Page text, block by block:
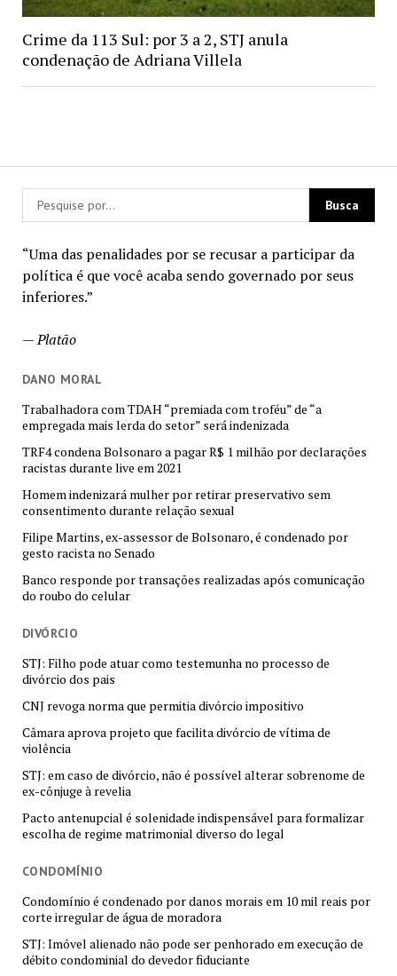
“Uma das penalidades por se recusar a participar da
política é que você acaba sendo governado por seus
inferiores.”
—Platão
DANO MORAL
Trabalhadora com TDAH “premiada com troféu” de “a
empregada mais lerda do setor” será indenizada
TRF4 condena Bolsonaro a pagar R$ 1 milhão por declarações
racistas durante live em 2021
Homem indenizará mulher por retirar preservativo sem
consentimento durante relação sexual
Filipe Martins, ex-assessor de Bolsonaro, é condenado por
gesto racista no Senado
Banco responde por transações realizadas após comunicação
do roubo do celular
DIVÓRCIO
STJ: Filho pode atuar como testemunha no processo de
divórcio dos pais
CNJ revoga norma que permitia divórcio impositivo
Câmara aprova projeto que facilita divórcio de vítima de
violência
STJ: em caso de divórcio, não é possível alterar sobrenome de
ex-cônjuge à revelia
Pacto antenupcial é solenidade indispensável para formalizar
escolha de regime matrimonial diverso do legal
CONDOMÍNIO
Condomínio é condenado por danos morais em 10 mil reais por
corte irregular de água de moradora
STJ: Imóvel alienado não pode ser penhorado em execução de
débito condominial do devedor fiduciante
Crime da 113 Sul: por 3 a 2, STJ anula
condenação de Adriana Villela